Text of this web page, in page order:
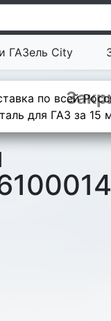
ГАЗель City
по всей
для ГАЗ за 15